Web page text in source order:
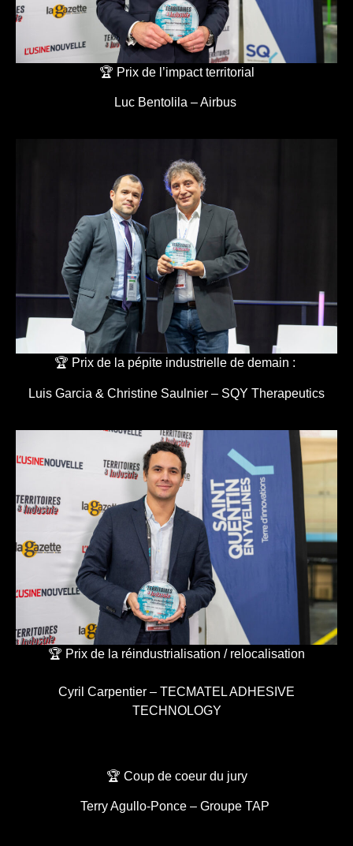
🏆 Prix de l’impact territorial
Luc Bentolila – Airbus
🏆 Prix de la pépite industrielle de demain :
Luis Garcia & Christine Saulnier – SQY Therapeutics
🏆 Prix de la réindustrialisation / relocalisation
Cyril Carpentier – TECMATEL ADHESIVE
TECHNOLOGY
🏆 Coup de coeur du jury
Terry Agullo-Ponce – Groupe TAP